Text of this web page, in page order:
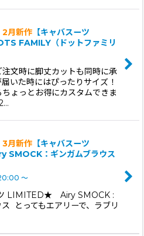
2月新作 【キャバスーツ
FAMILY（ドットファミリ
文時に脚丈カットも同時に承
いた時にはぴったりサイズ！
ょっとお得にカスタムできま
3月新作 【キャバスーツ
SMOCK：ギンガムブラウス
～
LIMITED★ Airy SMOCK :
とってもエアリーで、ラブリ